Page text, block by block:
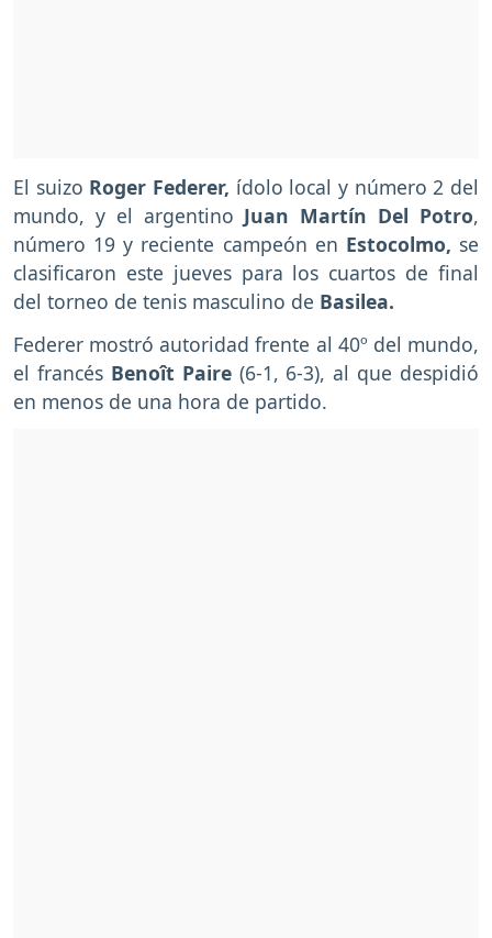
El suizo Roger Federer, ídolo local y número 2 del
mundo, y el argentino Juan Martín Del Potro,
número 19 y reciente campeón en Estocolmo, se
clasificaron este jueves para los cuartos de final
del torneo de tenis masculino de Basilea.
Federer mostró autoridad frente al 40º del mundo,
el francés Benoît Paire(6-1, 6-3), al que despidió
en menos de una hora de partido.